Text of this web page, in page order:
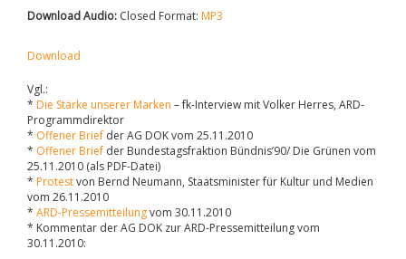
Download Audio: Closed Format: MP3
Download
Vgl.:
* Die Stärke unserer Marken – fk-Interview mit Volker Herres, ARD-
Programmdirektor
* Offener Brief der AG DOK vom 25.11.2010
* Offener Brief der Bundestagsfraktion Bündnis’90/ Die Grünen vom
25.11.2010 (als PDF-Datei)
* Protestvon Bernd Neumann, Staatsminister für Kultur und Medien
vom 26.11.2010
* ARD-Pressemitteilungvom 30.11.2010
* Kommentar der AG DOK zur ARD-Pressemitteilung vom
30.11.2010: